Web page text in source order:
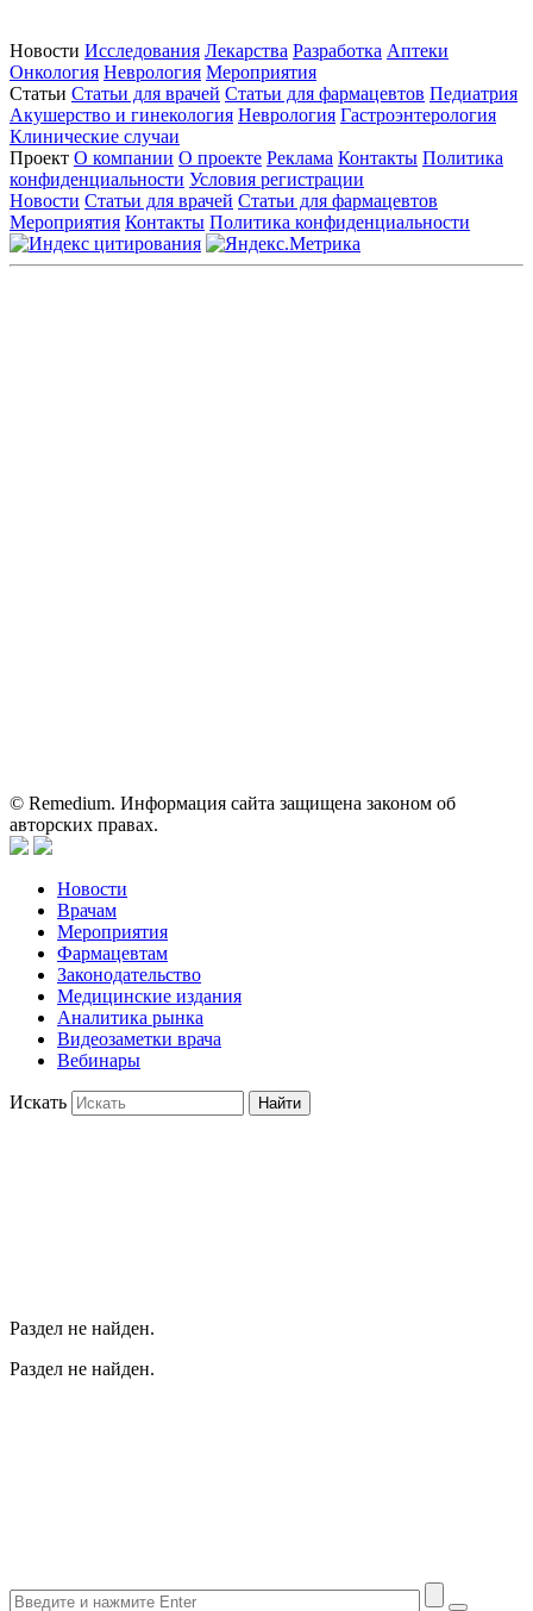
Новости Исследования Лекарства Разработка Аптеки
Онкология Неврология Мероприятия
Статьи Статьи для врачей Статьи для фармацевтов Педиатрия
Акушерство и гинекология Неврология Гастроэнтерология
Клинические случаи
Проект О компании О проекте Реклама Контакты Политика
конфиденциальности Условия регистрации
Новости Статьи для врачей Статьи для фармацевтов
Мероприятия Контакты Политика конфиденциальности
© Remedium. Информация сайта защищена законом об
авторских правах.
Новости
Врачам
Мероприятия
Фармацевтам
Законодательство
Медицинские издания
Аналитика рынка
Видеозаметки врача
Вебинары
Искать Найти
Раздел не найден.
Раздел не найден.